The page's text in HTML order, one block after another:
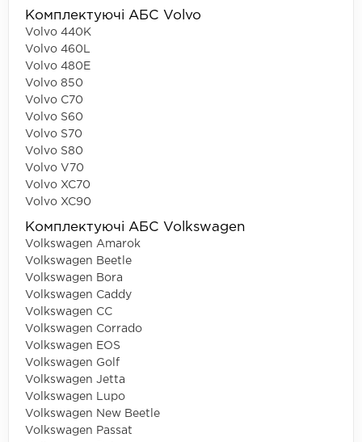
Комплектуючі АБС Volvo
Volvo 440K
Volvo 460L
Volvo 480E
Volvo 850
Volvo C70
Volvo S60
Volvo S70
Volvo S80
Volvo V70
Volvo XC70
Volvo XC90
Комплектуючі АБС Volkswagen
Volkswagen Amarok
Volkswagen Beetle
Volkswagen Bora
Volkswagen Caddy
Volkswagen CC
Volkswagen Corrado
Volkswagen EOS
Volkswagen Golf
Volkswagen Jetta
Volkswagen Lupo
Volkswagen New Beetle
Volkswagen Passat